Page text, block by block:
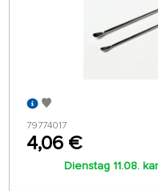
79774017
4,06 €
Dienstag 11.08.